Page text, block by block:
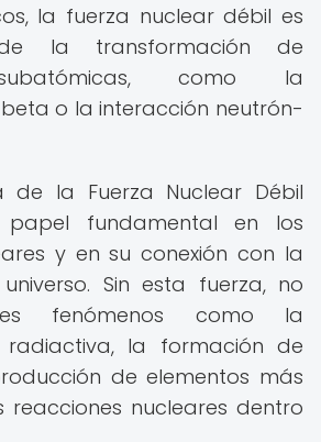
la fuerza nuclear débil es
la transformación de
como la
o la interacción neutrón-
de la Fuerza Nuclear Débil
fundamental en los
y en su conexión con la
Sin esta fuerza, no
fenómenos como la
radiactiva, la formación de
de elementos más
reacciones nucleares dentro